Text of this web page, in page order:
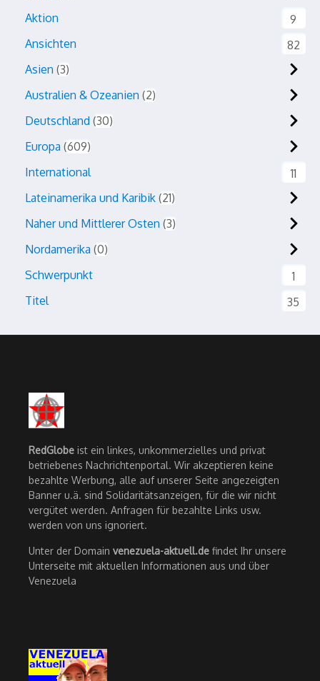
Aktion
9
Ansichten
82
Asien 3
Australien & Ozeanien 2
Deutschland 30
Europa 609
International
11
Lateinamerika und Karibik 21
Naher und Mittlerer Osten 3
Nordamerika 0
Schwerpunkt
1
Titel
35
RedGlobe ist ein linkes, unkommerzielles und privat
betriebenes Nachrichtenportal. Wir akzeptieren keine
bezahlte Werbung, alle auf unserer Seite angezeigten
Banner u.ä. sind Solidaritätsanzeigen, für die wir nicht
vergütet werden. Anfragen für bezahlte Links usw.
werden von uns ignoriert.
Unter der Domain venezuela-aktuell.de findet Ihr unsere
Unterseite mit aktuellen Informationen aus und über
Venezuela